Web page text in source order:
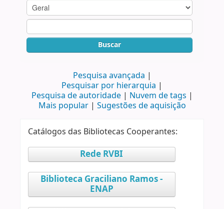
Buscar
Pesquisa avançada
Pesquisar por hierarquia
Pesquisa de autoridade
Nuvem de tags
Mais popular
Sugestões de aquisição
Catálogos das Bibliotecas Cooperantes:
Rede RVBI
Biblioteca Graciliano Ramos -
ENAP